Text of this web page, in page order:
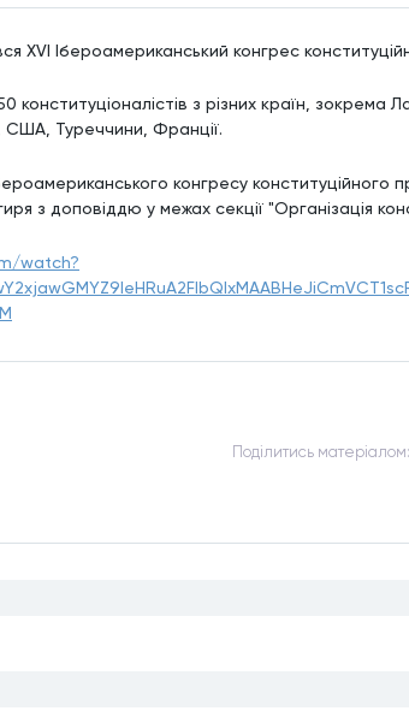
XVI Ібероамериканський конгрес
конституціоналістів з різних країн,
США, Туреччини, Франції.
конгресу конституційного
з доповіддю у межах секції "Організація
watch?
Подiлитись матерiалом: